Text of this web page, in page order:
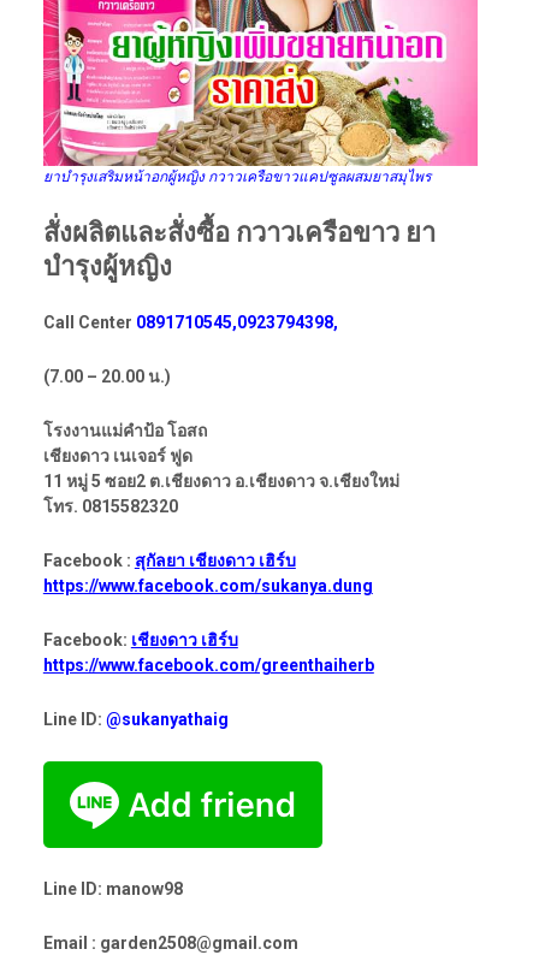
ยาบำรุงเสริมหน้าอกผู้หญิง กวาวเครือขาวแคปซูลผสมยาสมุไพร
สั่งผลิตและสั่งซื้อ กวาวเครือขาว ยา
บำรุงผู้หญิง
Call Center 0891710545,0923794398,
(7.00 – 20.00 น.)
โรงงานแม่คำป้อ โอสถ
เชียงดาว เนเจอร์ ฟูด
11 หมู่ 5 ซอย2 ต.เชียงดาว อ.เชียงดาว จ.เชียงใหม่
โทร. 0815582320
Facebook : สุกัลยา เชียงดาว เฮิร์บ
https://www.facebook.com/sukanya.dung
Facebook: เชียงดาว เฮิร์บ
https://www.facebook.com/greenthaiherb
Line ID: @sukanyathaig
Line ID: manow98
Email : garden2508@gmail.com